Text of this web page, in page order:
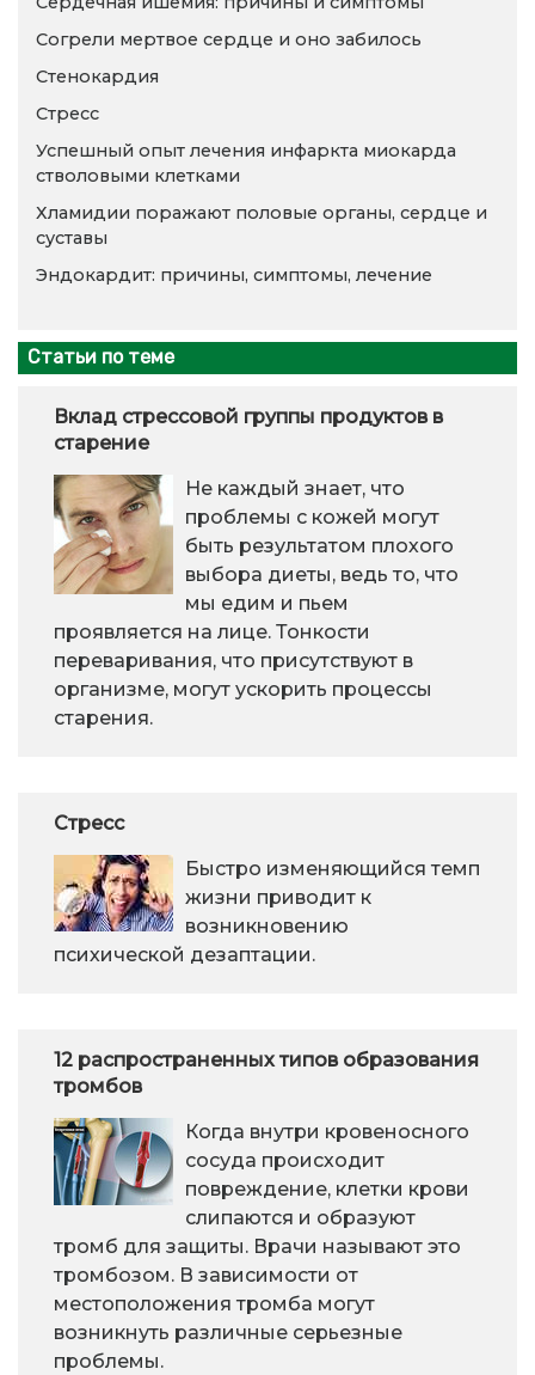
Согрели мертвое сердце и оно забилось
Стенокардия
Стресс
Успешный опыт лечения инфаркта миокарда
стволовыми клетками
Хламидии поражают половые органы, сердце и
суставы
Эндокардит: причины, симптомы, лечение
Статьи по теме
Вклад стрессовой группы продуктов в
старение
Не каждый знает, что
проблемы с кожей могут
быть результатом плохого
выбора диеты, ведь то, что
мы едим и пьем
проявляется на лице. Тонкости
переваривания, что присутствуют в
организме, могут ускорить процессы
старения.
Стресс
Быстро изменяющийся темп
жизни приводит к
возникновению
психической дезаптации.
12 распространенных типов образования
тромбов
Когда внутри кровеносного
сосуда происходит
повреждение, клетки крови
слипаются и образуют
тромб для защиты. Врачи называют это
тромбозом. В зависимости от
местоположения тромба могут
возникнуть различные серьезные
проблемы.